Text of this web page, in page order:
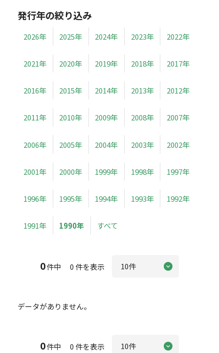
発行年の絞り込み
2026年 2025年 2024年 2023年 2022年
2021年 2020年 2019年 2018年 2017年
2016年 2015年 2014年 2013年 2012年
2011年 2010年 2009年 2008年 2007年
2006年 2005年 2004年 2003年 2002年
2001年 2000年 1999年 1998年 1997年
1996年 1995年 1994年 1993年 1992年
1991年 1990年 すべて
0件中 0 件を表示
データがありません。
0件中 0 件を表示